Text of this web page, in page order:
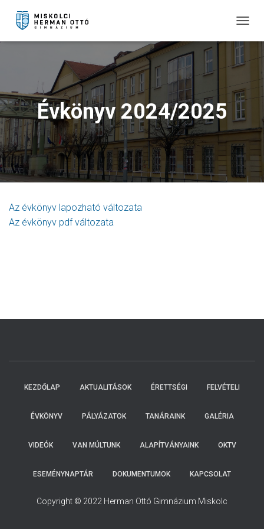
O
G
E
N
A
V
I
G
A
T
I
Évkönyv 2024/2025
Az évkönyv lapozható változata
Az évkönyv pdf változata
KEZDŐLAP AKTUALITÁSOK ÉRETTSÉGI FELVÉTELI
ÉVKÖNYV PÁLYÁZATOK TANÁRAINK GALÉRIA
VIDEÓK VAN MÚLTUNK ALAPÍTVÁNYAINK OKTV
ESEMÉNYNAPTÁR DOKUMENTUMOK KAPCSOLAT
Copyright © 2022 Herman Ottó Gimnázium Miskolc